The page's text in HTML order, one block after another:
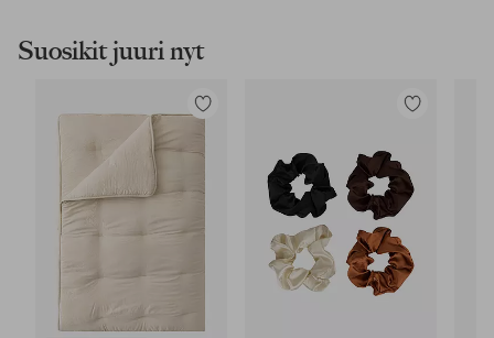
Suosikit juuri nyt
Lisää
Lisää